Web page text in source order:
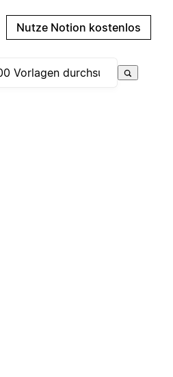
Nutze Notion kostenlos